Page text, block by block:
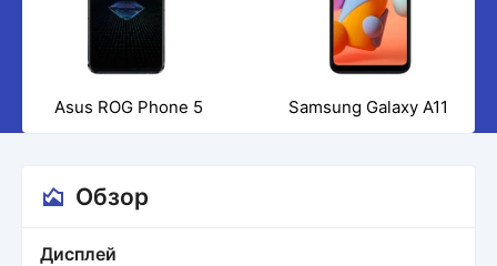
Asus ROG Phone 5 Samsung Galaxy A11
Обзор
Дисплей